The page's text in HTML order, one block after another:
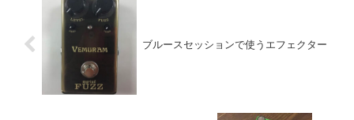
ブルースセッションで使うエフェクター